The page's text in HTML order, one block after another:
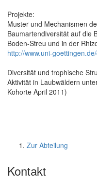
Projekte:
Muster und Mechanismen
Baumartendiversität auf die
Boden-Streu und in der
http://www.uni-
Diversität und trophische
Aktivität in Laubwäldern
Kohorte April 2011)
Zur Abteilung
Kontakt